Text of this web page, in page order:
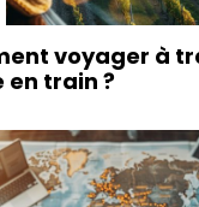
voyager à
en train ?